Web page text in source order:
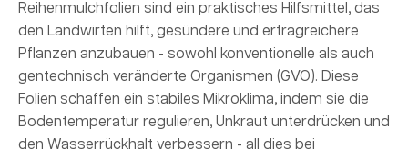
Reihenmulchfolien sind ein praktisches Hilfsmittel, das
den Landwirten hilft, gesündere und ertragreichere
Pflanzen anzubauen - sowohl konventionelle als auch
gentechnisch veränderte Organismen (GVO). Diese
Folien schaffen ein stabiles Mikroklima, indem sie die
Bodentemperatur regulieren, Unkraut unterdrücken und
den Wasserrückhalt verbessern - all dies bei